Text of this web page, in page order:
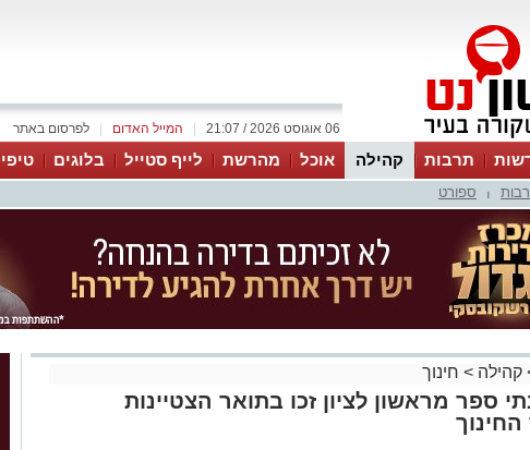
לפרסום באתר המייל האדום 06 אוגוסט 2026 / 21:07
תרבות קהילה אוכל מהרשת לייף סטייל בלוגים
ספורט
קהילה > חינוך
ספר מראשון לציון זכו בתואר הצטיינות